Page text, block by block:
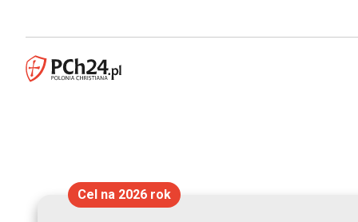
Cel na 2026 rok